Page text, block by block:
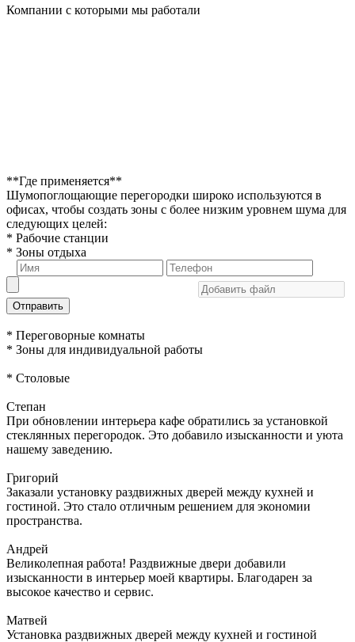
Компании с которыми мы работали
**Где применяется**
Шумопоглощающие перегородки широко используются в
офисах, чтобы создать зоны с более низким уровнем шума для
следующих целей:
* Рабочие станции
* Зоны отдыха
Отправить
* Переговорные комнаты
* Зоны для индивидуальной работы
* Столовые
Степан
При обновлении интерьера кафе обратились за установкой
стеклянных перегородок. Это добавило изысканности и уюта
нашему заведению.
Григорий
Заказали установку раздвижных дверей между кухней и
гостиной. Это стало отличным решением для экономии
пространства.
Андрей
Великолепная работа! Раздвижные двери добавили
изысканности в интерьер моей квартиры. Благодарен за
высокое качество и сервис.
Матвей
Установка раздвижных дверей между кухней и гостиной